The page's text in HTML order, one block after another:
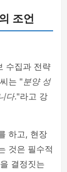
조언
수집과 전략
는 "분양 성
다."라고 강
하고, 현장
것은 필수적
결정짓는